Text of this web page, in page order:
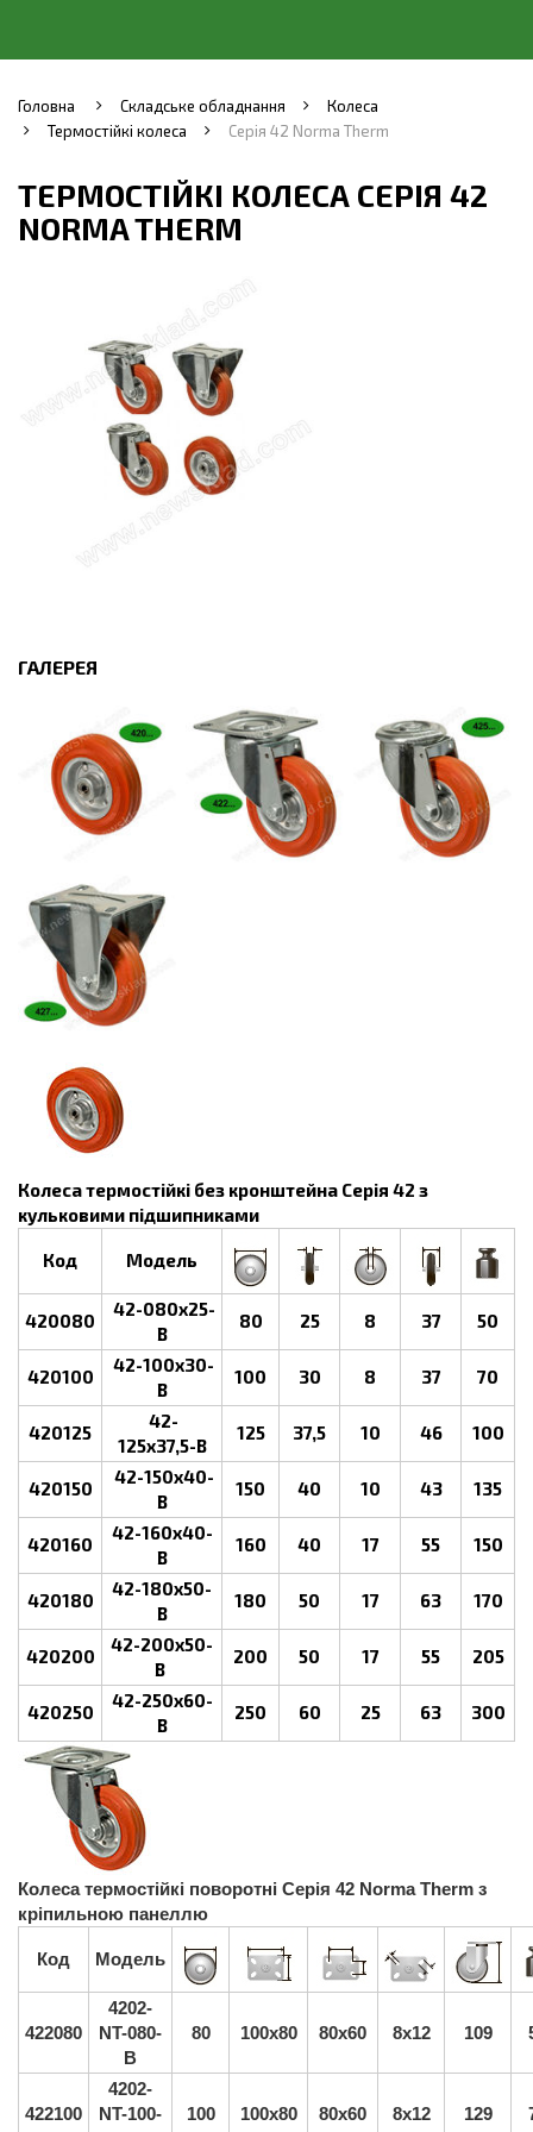
Головна Складське обладнання
Колеса
Термостійкі колеса
Серія 42 Norma Therm
ТЕРМОСТІЙКІ КОЛЕСА СЕРІЯ 42
NORMA THERM
ГАЛЕРЕЯ
Колеса термостійкі без кронштейна Серія 42 з
кульковими підшипниками
Код Модель
420080
42-080х25-
B
80 25 8 37 50
420100
42-100х30-
B
100 30 8 37 70
420125
42-
125х37,5-B
125 37,5 10 46 100
420150
42-150х40-
B
150 40 10 43 135
420160
42-160х40-
B
160 40 17 55 150
420180
42-180х50-
B
180 50 17 63 170
420200
42-200х50-
B
200 50 17 55 205
420250
42-250х60-
B
250 60 25 63 300
Колеса термостійкі поворотні Серія 42 Norma Therm з
кріпильною панеллю
Код Модель
422080
4202-
NT-080-
B
80 100x80 80x60 8x12 109
422100
4202-
NT-100-
100 100x80 80x60 8x12 129